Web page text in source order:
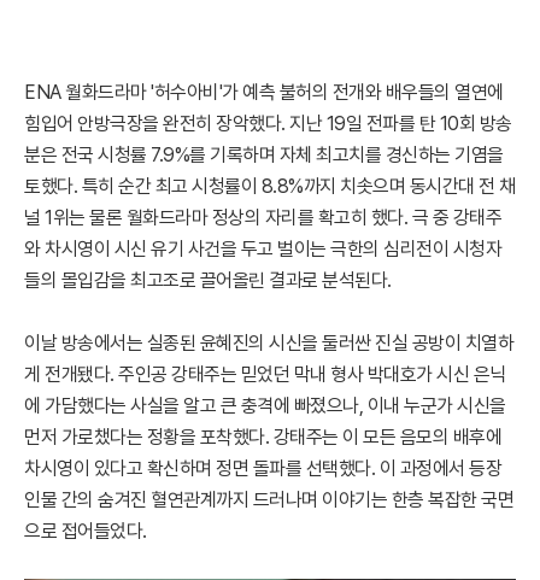
ENA 월화드라마 '허수아비'가 예측 불허의 전개와 배우들의 열연에
힘입어 안방극장을 완전히 장악했다. 지난 19일 전파를 탄 10회 방송
분은 전국 시청률 7.9%를 기록하며 자체 최고치를 경신하는 기염을
토했다. 특히 순간 최고 시청률이 8.8%까지 치솟으며 동시간대 전 채
널 1위는 물론 월화드라마 정상의 자리를 확고히 했다. 극 중 강태주
와 차시영이 시신 유기 사건을 두고 벌이는 극한의 심리전이 시청자
들의 몰입감을 최고조로 끌어올린 결과로 분석된다.
이날 방송에서는 실종된 윤혜진의 시신을 둘러싼 진실 공방이 치열하
게 전개됐다. 주인공 강태주는 믿었던 막내 형사 박대호가 시신 은닉
에 가담했다는 사실을 알고 큰 충격에 빠졌으나, 이내 누군가 시신을
먼저 가로챘다는 정황을 포착했다. 강태주는 이 모든 음모의 배후에
차시영이 있다고 확신하며 정면 돌파를 선택했다. 이 과정에서 등장
인물 간의 숨겨진 혈연관계까지 드러나며 이야기는 한층 복잡한 국면
으로 접어들었다.